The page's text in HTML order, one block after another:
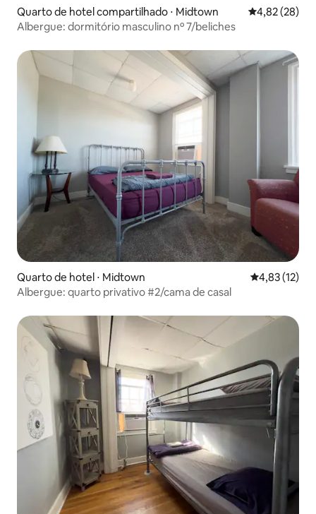
Quarto de hotel compartilhado ⋅ Midtown 4,82 de uma
4,82 (28)
Albergue: dormitório masculino nº 7/beliches
Quarto de hotel ⋅ Midtown 4,83 de uma
4,83 (12)
Albergue: quarto privativo #2/cama de casal